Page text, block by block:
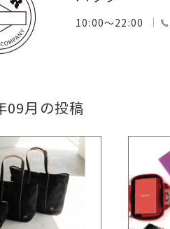
10:00～22:00
09月の投稿